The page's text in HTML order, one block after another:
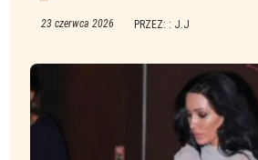
23 czerwca 2026 PRZEZ: : J.J